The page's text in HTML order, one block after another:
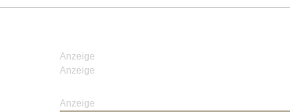
Anzeige